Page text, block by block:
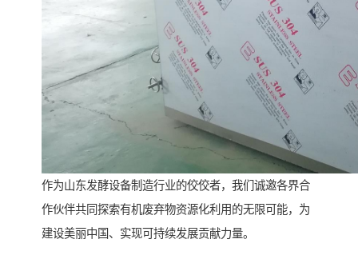
作为山东发酵设备制造行业的佼佼者，我们诚邀各界合
作伙伴共同探索有机废弃物资源化利用的无限可能，为
建设美丽中国、实现可持续发展贡献力量。